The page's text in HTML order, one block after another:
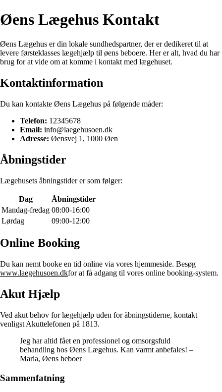
Øens Lægehus Kontakt
Øens Lægehus er din lokale sundhedspartner, der er dedikeret til at
levere førsteklasses lægehjælp til øens beboere. Her er alt, hvad du har
brug for at vide om at komme i kontakt med lægehuset.
Kontaktinformation
Du kan kontakte Øens Lægehus på følgende måder:
Telefon: 12345678
Email: info@laegehusoen.dk
Adresse: Øensvej 1, 1000 Øen
Åbningstider
Lægehusets åbningstider er som følger:
Dag
Åbningstider
Mandag-fredag 08:00-16:00
Lørdag
09:00-12:00
Online Booking
Du kan nemt booke en tid online via vores hjemmeside. Besøg
www.laegehusoen.dkfor at få adgang til vores online booking-system.
Akut Hjælp
Ved akut behov for lægehjælp uden for åbningstiderne, kontakt
venligst Akuttelefonen på 1813.
Jeg har altid fået en professionel og omsorgsfuld
behandling hos Øens Lægehus. Kan varmt anbefales! –
Maria, Øens beboer
Sammenfatning